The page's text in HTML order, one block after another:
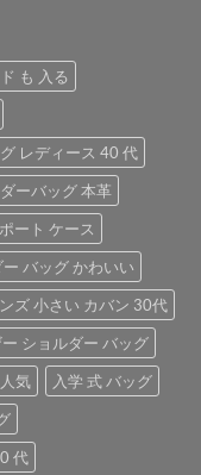
も 入る
レディース 40 代
ーバッグ 本革
ート ケース
バッグ かわいい
ンズ 小さい カバン 30代
ー ショルダー バッグ
気
入学 式 バッグ
代